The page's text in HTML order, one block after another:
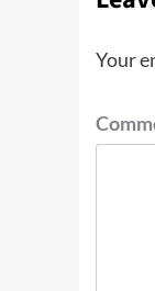
Your